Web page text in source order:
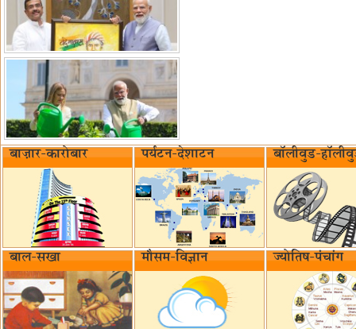
बाज़ार-कारोबार पर्यटन-देशाटन बॉलीवुड-
बाल-सखा मौसम-विज्ञान ज्योतिष-पंचांग